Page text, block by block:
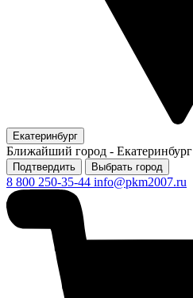
Екатеринбург
Ближайший город - Екатеринбург
Подтвердить Выбрать город
8 800 250-35-44 info@pkm2007.ru